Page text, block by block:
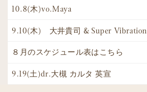
10.8(木)vo.Maya
9.10(木) 大井貴司 & Super Vibration
８月のスケジュール表はこちら
9.19(土)dr.大槻 カルタ 英宣